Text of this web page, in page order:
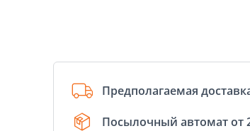
Предполагаемая
Посылочный автомат от